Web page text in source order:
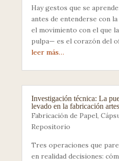
Hay gestos que se
antes de entenderse con la
el movimiento con el que
pulpa— es el corazón del
leer más…
Investigación técnica: La
levado en la fabricación
Fabricación de Papel,
Repositorio
Tres operaciones que
en realidad decisiones: